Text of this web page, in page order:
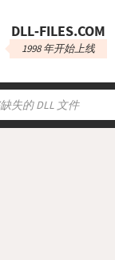
DLL‑FILES.COM
1998 年开始上线